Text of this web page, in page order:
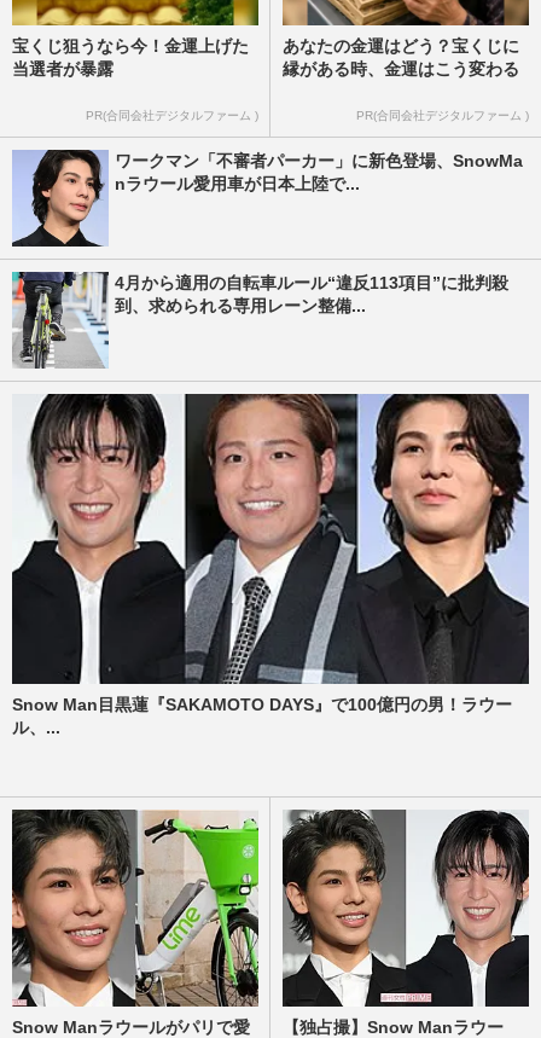
宝くじ狙うなら今！金運上げた
当選者が暴露
PR(合同会社デジタルファーム )
あなたの金運はどう？宝くじに
縁がある時、金運はこう変わる
PR(合同会社デジタルファーム )
ワークマン「不審者パーカー」に新色登場、SnowMa
nラウール愛用車が日本上陸で...
4月から適用の自転車ルール“違反113項目”に批判殺
到、求められる専用レーン整備...
Snow Man目黒蓮『SAKAMOTO DAYS』で100億円の男！ラウー
ル、...
Snow Manラウールがパリで愛
【独占撮】Snow Manラウー